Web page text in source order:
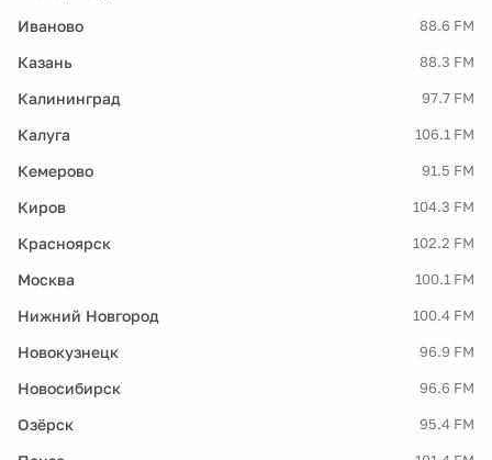
Иваново 88.6 FM
Казань 88.3 FM
Калининград 97.7 FM
Калуга 106.1 FM
Кемерово 91.5 FM
Киров 104.3 FM
Красноярск 102.2 FM
Москва 100.1 FM
Нижний Новгород 100.4 FM
Новокузнецк 96.9 FM
Новосибирск 96.6 FM
Озёрск 95.4 FM